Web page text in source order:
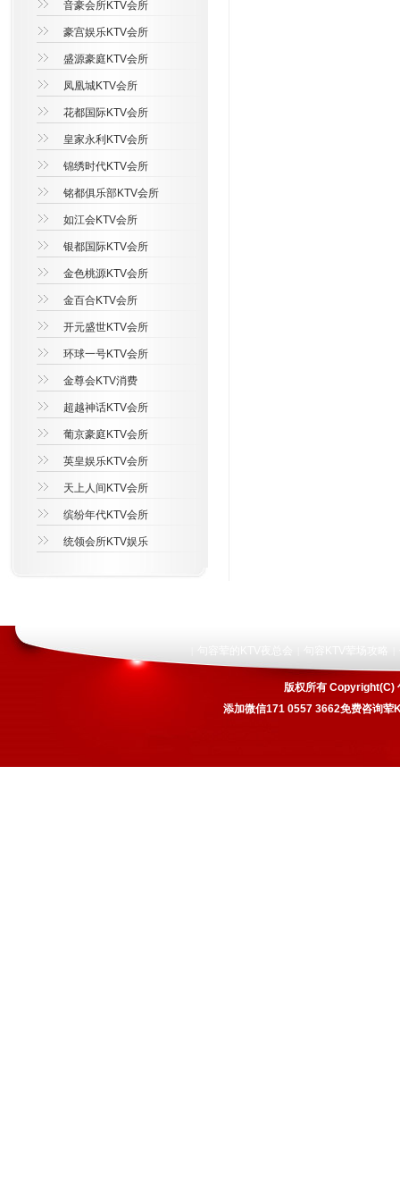
音豪会所KTV会所
豪宫娱乐KTV会所
盛源豪庭KTV会所
凤凰城KTV会所
花都国际KTV会所
皇家永利KTV会所
锦绣时代KTV会所
铭都俱乐部KTV会所
如江会KTV会所
银都国际KTV会所
金色桃源KTV会所
金百合KTV会所
开元盛世KTV会所
环球一号KTV会所
金尊会KTV消费
超越神话KTV会所
葡京豪庭KTV会所
英皇娱乐KTV会所
天上人间KTV会所
缤纷年代KTV会所
统领会所KTV娱乐
版权所有 Copyright(C)
添加微信171 0557 3662免费咨询荤